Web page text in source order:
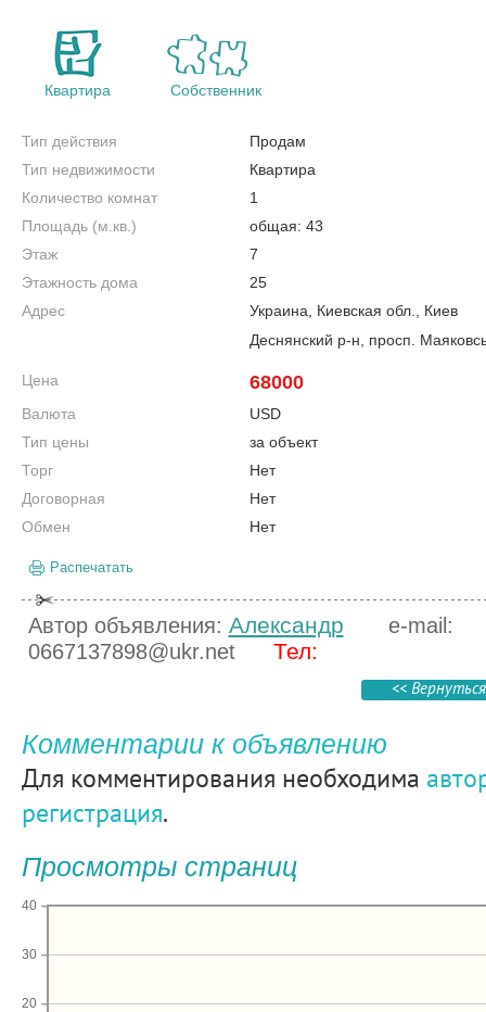
Квартира Собственник
Тип действия
Продам
Тип недвижимости
Квартира
Количество комнат
1
Площадь (м.кв.)
общая: 43
Этаж
7
Этажность дома
25
Адрес
Украина, Киевская обл., Киев
Деснянский р-н, просп.
Цена 68000
Валюта
USD
Тип цены
за объект
Торг
Нет
Договорная
Нет
Обмен
Нет
Распечатать
Автор объявления: Александр
e-mail:
0667137898@ukr.net
Тел:
<<
Комментарии к объявлению
Для комментирования необходима
регистрация.
Просмотры страниц
20
30
40